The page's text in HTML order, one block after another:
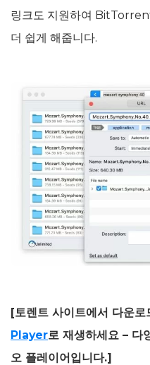
링크도 지원하여
더 쉽게 해줍니다.
[토렌트 사이트에서 다운로
Player로 재생하세요 – 다
오 플레이어입니다.]